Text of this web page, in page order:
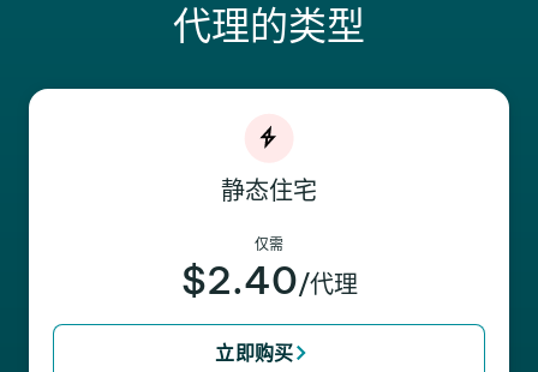
代理的类型
静态住宅
仅需
$2.40/代理
立即购买